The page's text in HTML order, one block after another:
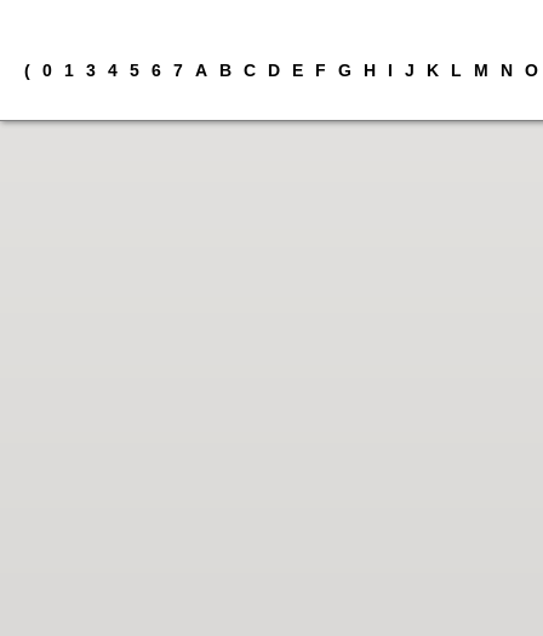
( 0 1 3 4 5 6 7 A B C D E F G H I J K L M N O